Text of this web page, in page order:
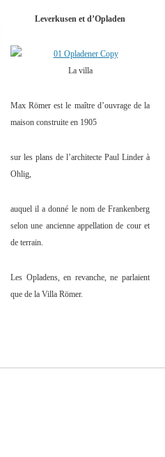
Leverkusen et d’Opladen
La villa
Max Römer est le maître d’ouvrage de la
maison construite en 1905
sur les plans de l’architecte Paul Linder à
Ohlig,
auquel il a donné le nom de Frankenberg
selon une ancienne appellation de cour et
de terrain.
Les Opladens, en revanche, ne parlaient
que de la Villa Römer.